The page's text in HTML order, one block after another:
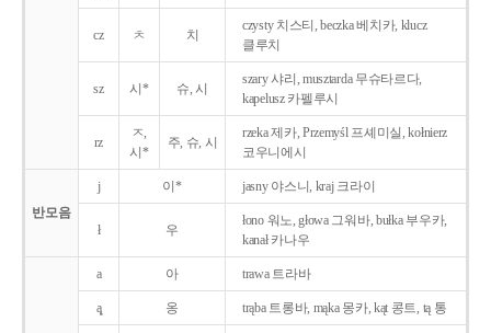
cz ㅊ 치
czysty 치스티, beczka 베치카, klucz
클루치
sz 시* 슈, 시
szary 샤리, musztarda 무슈타르다,
kapelusz 카펠루시
rz
ㅈ,
시*
주, 슈, 시
rzeka 제카, Przemyśl 프셰미실, kołnierz
코우니에시
반모음
j 이* jasny 야스니, kraj 크라이
ł 우
łono 워노, głowa 그워바, bułka 부우카,
kanał 카나우
a 아 trawa 트라바
ą̨ 옹 trąba 트롱바, mąka 몽카, kąt 콩트, tą 통